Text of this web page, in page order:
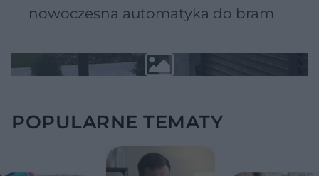
nowoczesna automatyka do bram
POPULARNE TEMATY